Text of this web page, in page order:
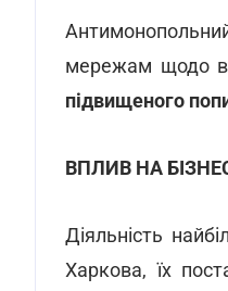
мережам щодо
підвищеного
ВПЛИВ НА
Діяльність
Харкова, їх